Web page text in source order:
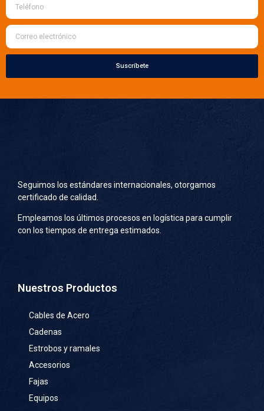
Suscríbete
Seguimos los estándares internacionales, otorgamos
certificado de calidad.
Empleamos los últimos procesos en logística para cumplir
con los tiempos de entrega estimados.
Nuestros Productos
Cables de Acero
Cadenas
Estrobos y ramales
Accesorios
Fajas
Equipos